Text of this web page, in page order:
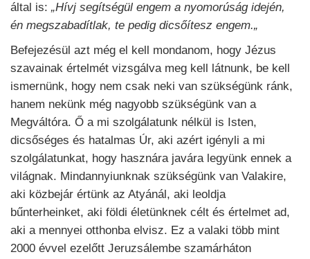
által is: „Hívj segítségül engem a nyomorúság idején,
én megszabadítlak, te pedig dicsőítesz engem.„
Befejezésül azt még el kell mondanom, hogy Jézus
szavainak értelmét vizsgálva meg kell látnunk, be kell
ismernünk, hogy nem csak neki van szükségünk ránk,
hanem nekünk még nagyobb szükségünk van a
Megváltóra. Ő a mi szolgálatunk nélkül is Isten,
dicsőséges és hatalmas Úr, aki azért igényli a mi
szolgálatunkat, hogy hasznára javára legyünk ennek a
világnak. Mindannyiunknak szükségünk van Valakire,
aki közbejár értünk az Atyánál, aki leoldja
bűnterheinket, aki földi életünknek célt és értelmet ad,
aki a mennyei otthonba elvisz. Ez a valaki több mint
2000 évvel ezelőtt Jeruzsálembe szamárháton